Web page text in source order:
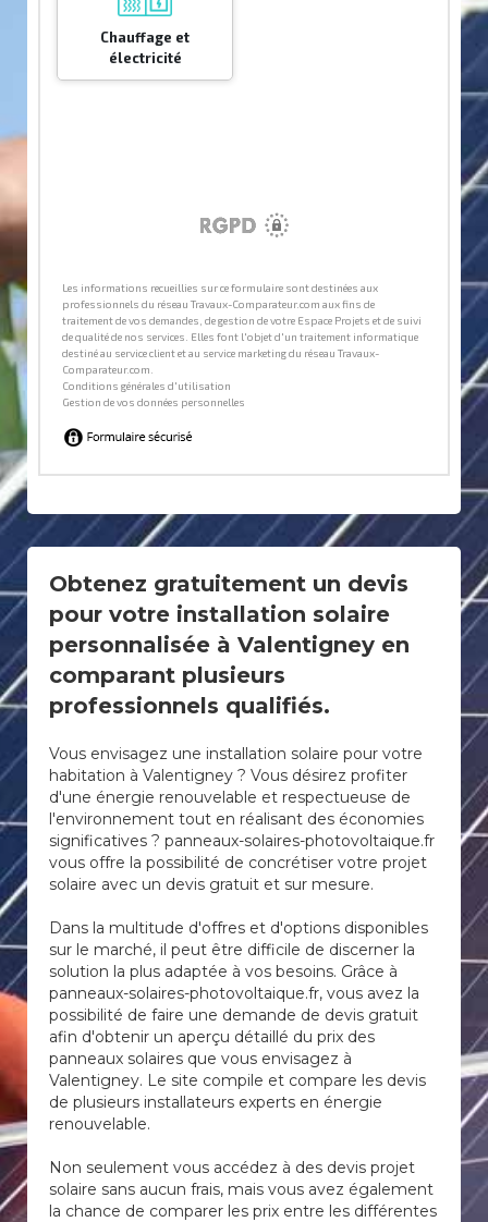
Obtenez gratuitement un devis
pour votre installation solaire
personnalisée à Valentigney en
comparant plusieurs
professionnels qualifiés.
Vous envisagez une installation solaire pour votre
habitation à Valentigney ? Vous désirez profiter
d'une énergie renouvelable et respectueuse de
l'environnement tout en réalisant des économies
significatives ? panneaux-solaires-photovoltaique.fr
vous offre la possibilité de concrétiser votre projet
solaire avec un devis gratuit et sur mesure.
Dans la multitude d'offres et d'options disponibles
sur le marché, il peut être difficile de discerner la
solution la plus adaptée à vos besoins. Grâce à
panneaux-solaires-photovoltaique.fr, vous avez la
possibilité de faire une demande de devis gratuit
afin d'obtenir un aperçu détaillé du prix des
panneaux solaires que vous envisagez à
Valentigney. Le site compile et compare les devis
de plusieurs installateurs experts en énergie
renouvelable.
Non seulement vous accédez à des devis projet
solaire sans aucun frais, mais vous avez également
la chance de comparer les prix entre les différentes